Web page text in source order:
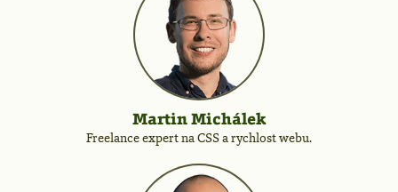
Martin Michálek
Freelance expert na CSS a rychlost webu.